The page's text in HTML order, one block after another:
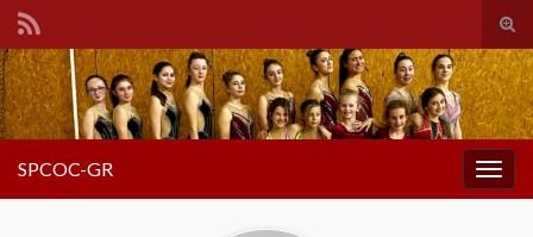
Search for:
SPCOC-GR